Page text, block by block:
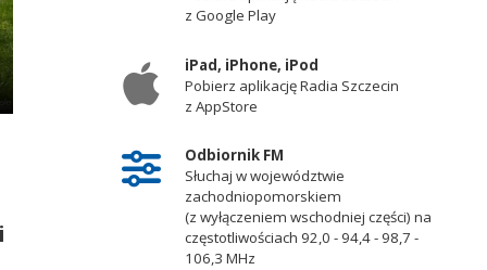
z Google Play
iPad, iPhone, iPod
Pobierz aplikację Radia Szczecin
z AppStore
Odbiornik FM
Słuchaj w województwie
zachodniopomorskiem
(z wyłączeniem wschodniej części) na
częstotliwościach 92,0 - 94,4 - 98,7 -
106,3 MHz